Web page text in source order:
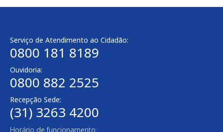
Serviço de Atendimento ao Cidadão:
0800 181 8189
Ouvidoria:
0800 882 2525​
Recepção Sede:
(31) 3263 4200
Horário de funcionamento: